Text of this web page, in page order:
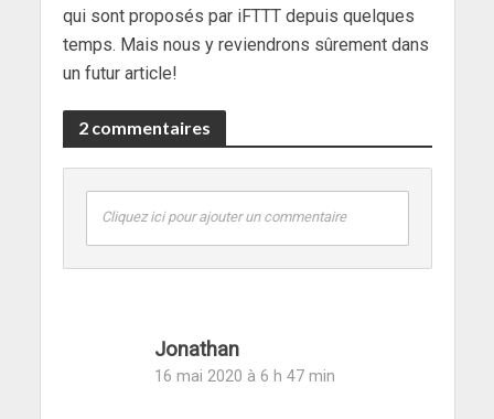
qui sont proposés par iFTTT depuis quelques
temps. Mais nous y reviendrons sûrement dans
un futur article!
2 commentaires
Cliquez ici pour ajouter un commentaire
Jonathan
16 mai 2020 à 6 h 47 min